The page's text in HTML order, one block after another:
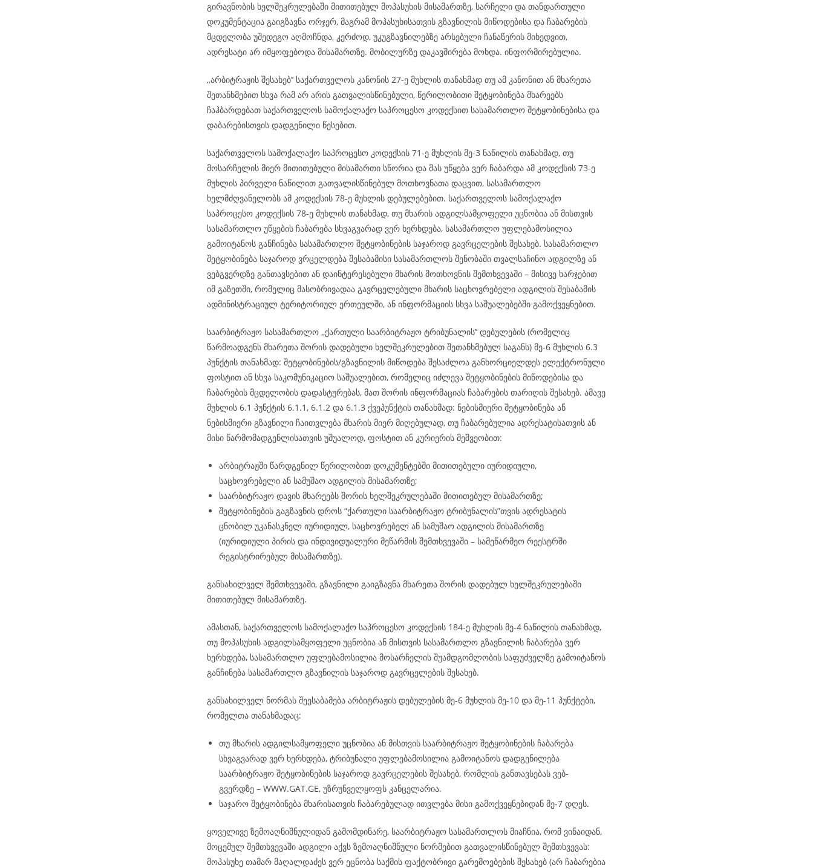
გირავნობის ხელშეკრულებაში მითითებულ მოპასუხის მისამართზე, სარჩელი და თანდართული
დოკუმენტაცია გაიგზავნა ორჯერ, მაგრამ მოპასუხისათვის გზავნილის მიწოდებისა და ჩაბარების
მცდელობა უშედეგო აღმოჩნდა, კერძოდ, უკუგზავნილებზე არსებული ჩანაწერის მიხედვით,
ადრესატი არ იმყოფებოდა მისამართზე. მობილურზე დაკავშირება მოხდა. ინფორმირებულია.
,,არბიტრაჟის შესახებ’’ საქართველოს კანონის 27-ე მუხლის თანახმად თუ ამ კანონით ან მხარეთა
შეთანხმებით სხვა რამ არ არის გათვალისწინებული, წერილობითი შეტყობინება მხარეებს
ჩაჰბარდებათ საქართველოს სამოქალაქო საპროცესო კოდექსით სასამართლო შეტყობინებისა და
დაბარებისთვის დადგენილი წესებით.
საქართველოს სამოქალაქო საპროცესო კოდექსის 71-ე მუხლის მე-3 ნაწილის თანახმად, თუ
მოსარჩელის მიერ მითითებული მისამართი სწორია და მას უწყება ვერ ჩაბარდა ამ კოდექსის 73-ე
მუხლის პირველი ნაწილით გათვალისწინებულ მოთხოვნათა დაცვით, სასამართლო
ხელმძღვანელობს ამ კოდექსის 78-ე მუხლის დებულებებით. საქართველოს სამოქალაქო
საპროცესო კოდექსის 78-ე მუხლის თანახმად, თუ მხარის ადგილსამყოფელი უცნობია ან მისთვის
სასამართლო უწყების ჩაბარება სხვაგვარად ვერ ხერხდება, სასამართლო უფლებამოსილია
გამოიტანოს განჩინება სასამართლო შეტყობინების საჯაროდ გავრცელების შესახებ. სასამართლო
შეტყობინება საჯაროდ ვრცელდება შესაბამისი სასამართლოს შენობაში თვალსაჩინო ადგილზე ან
ვებგვერდზე განთავსებით ან დაინტერესებული მხარის მოთხოვნის შემთხვევაში – მისივე ხარჯებით
იმ გაზეთში, რომელიც მასობრივადაა გავრცელებული მხარის საცხოვრებელი ადგილის შესაბამის
ადმინისტრაციულ ტერიტორიულ ერთეულში, ან ინფორმაციის სხვა საშუალებებში გამოქვეყნებით.
საარბიტრაჟო სასამართლო ,,ქართული საარბიტრაჟო ტრიბუნალის’’ დებულების (რომელიც
წარმოადგენს მხარეთა შორის დადებული ხელშეკრულებით შეთანხმებულ საგანს) მე-6 მუხლის 6.3
პუნქტის თანახმად: შეტყობინების/გზავნილის მიწოდება შესაძლოა განხორციელდეს ელექტრონული
ფოსტით ან სხვა საკომუნიკაციო საშუალებით, რომელიც იძლევა შეტყობინების მიწოდებისა და
ჩაბარების მცდელობის დადასტურებას, მათ შორის ინფორმაციას ჩაბარების თარიღის შესახებ. ამავე
მუხლის 6.1 პუნქტის 6.1.1, 6.1.2 და 6.1.3 ქვეპუნქტის თანახმად: ნებისმიერი შეტყობინება ან
ნებისმიერი გზავნილი ჩაითვლება მხარის მიერ მიღებულად, თუ ჩაბარებულია ადრესატისათვის ან
მისი წარმომადგენლისათვის უშუალოდ, ფოსტით ან კურიერის მეშვეობით:
არბიტრაჟში წარდგენილ წერილობით დოკუმენტებში მითითებული იურიდიული,
საცხოვრებელი ან სამუშაო ადგილის მისამართზე;
საარბიტრაჟო დავის მხარეებს შორის ხელშეკრულებაში მითითებულ მისამართზე;
შეტყობინების გაგზავნის დროს “ქართული საარბიტრაჟო ტრიბუნალის”თვის ადრესატის
ცნობილ უკანასკნელ იურიდიულ, საცხოვრებელ ან სამუშაო ადგილის მისამართზე
(იურიდიული პირის და ინდივიდუალური მეწარმის შემთხვევაში – სამეწარმეო რეესტრში
რეგისტრირებულ მისამართზე).
განსახილველ შემთხვევაში, გზავნილი გაიგზავნა მხარეთა შორის დადებულ ხელშეკრულებაში
მითითებულ მისამართზე.
ამასთან, საქართველოს სამოქალაქო საპროცესო კოდექსის 184-ე მუხლის მე-4 ნაწილის თანახმად,
თუ მოპასუხის ადგილსამყოფელი უცნობია ან მისთვის სასამართლო გზავნილის ჩაბარება ვერ
ხერხდება, სასამართლო უფლებამოსილია მოსარჩელის შუამდგომლობის საფუძველზე გამოიტანოს
განჩინება სასამართლო გზავნილის საჯაროდ გავრცელების შესახებ.
განსახილველ ნორმას შეესაბამება არბიტრაჟის დებულების მე-6 მუხლის მე-10 და მე-11 პუნქტები,
რომელთა თანახმადაც:
თუ მხარის ადგილსამყოფელი უცნობია ან მისთვის საარბიტრაჟო შეტყობინების ჩაბარება
სხვაგვარად ვერ ხერხდება, ტრიბუნალი უფლებამოსილია გამოიტანოს დადგენილება
საარბიტრაჟო შეტყობინების საჯაროდ გავრცელების შესახებ, რომლის განთავსებას ვებ-
გვერდზე – WWW.GAT.GE, უზრუნველყოფს კანცელარია.
საჯარო შეტყობინება მხარისათვის ჩაბარებულად ითვლება მისი გამოქვეყნებიდან მე-7 დღეს.
ყოველივე ზემოაღნიშნულიდან გამომდინარე, საარბიტრაჟო სასამართლოს მიაჩნია, რომ ვინაიდან,
მოცემულ შემთხვევაში ადგილი აქვს ზემოაღნიშნული ნორმებით გათვალისწინებულ შემთხვევას:
მოპასუხე თამარ მაღალდაძეს ვერ ეცნობა საქმის ფაქტობრივი გარემოებების შესახებ (არ ჩაბარებია